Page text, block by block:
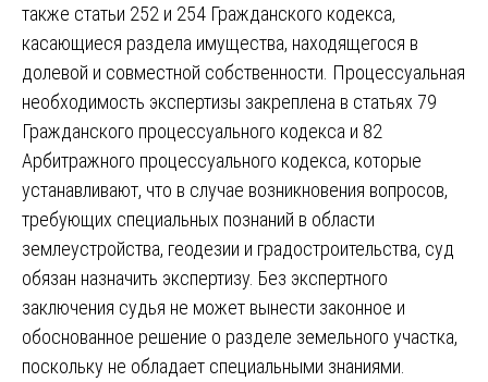
также статьи 252 и 254 Гражданского кодекса,
касающиеся раздела имущества, находящегося в
долевой и совместной собственности. Процессуальная
необходимость экспертизы закреплена в статьях 79
Гражданского процессуального кодекса и 82
Арбитражного процессуального кодекса, которые
устанавливают, что в случае возникновения вопросов,
требующих специальных познаний в области
землеустройства, геодезии и градостроительства, суд
обязан назначить экспертизу. Без экспертного
заключения судья не может вынести законное и
обоснованное решение о разделе земельного участка,
поскольку не обладает специальными знаниями.